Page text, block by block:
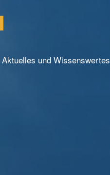
Aktuelles und Wissenswertes